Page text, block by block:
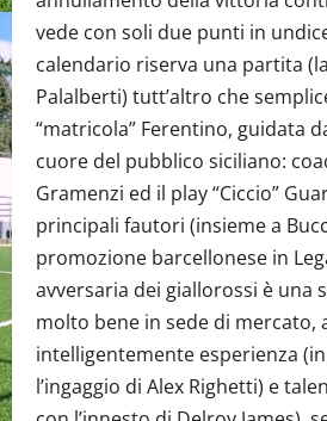
vede con soli due punti in
calendario riserva una partita
Palalberti) tutt’altro che
“matricola” Ferentino, guidata
cuore del pubblico siciliano:
Gramenzi ed il play “Ciccio”
principali fautori (insieme a
promozione barcellonese in
avversaria dei giallorossi è una
molto bene in sede di mercato,
intelligentemente esperienza
l’ingaggio di Alex Righetti) e